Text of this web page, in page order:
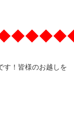
す！皆様のお越しを